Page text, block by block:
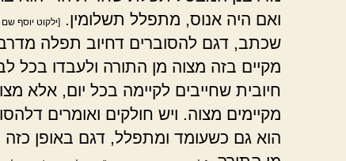
ואם היה אנוס, מתפלל תשלומין.
[ילקוט יוסף
שכתב, דגם להסוברים דחיוב תפלה
מקיים בזה מצוה מן התורה ולעבדו בכל
חיובית שחייבים לקיימה בכל יום, אלא
מקיימים מצוה. ויש חולקים ואומרים
הוא גם כשעומד ומתפלל, דגם באופן כזה